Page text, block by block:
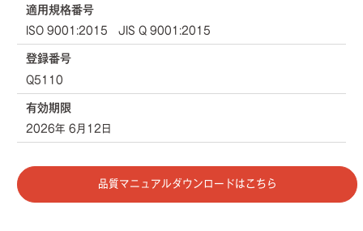
適用規格番号
ISO 9001:2015 JIS Q 9001:2015
登録番号
Q5110
有効期限
2026年 6月12日
品質マニュアルダウンロードはこちら